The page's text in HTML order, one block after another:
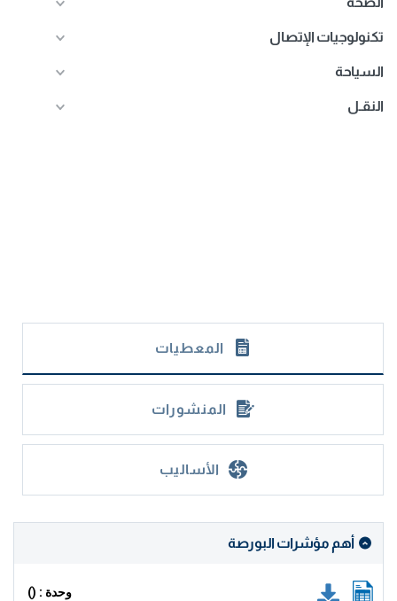
تكنولوجيات الإتصال
السياحة
النقـل
المعطيات
المنشورات
الأساليب
أهم مؤشرات البورصة
وحدة : ()